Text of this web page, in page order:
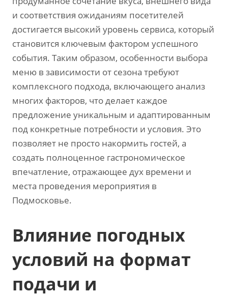
и соответствия ожиданиям посетителей
достигается высокий уровень сервиса‚ который
становится ключевым фактором успешного
события. Таким образом‚ особенности выбора
меню в зависимости от сезона требуют
комплексного подхода‚ включающего анализ
многих факторов‚ что делает каждое
предложение уникальным и адаптированным
под конкретные потребности и условия. Это
позволяет не просто накормить гостей‚ а
создать полноценное гастрономическое
впечатление‚ отражающее дух времени и
места проведения мероприятия в
Подмосковье.
Влияние погодных
условий на формат
подачи и